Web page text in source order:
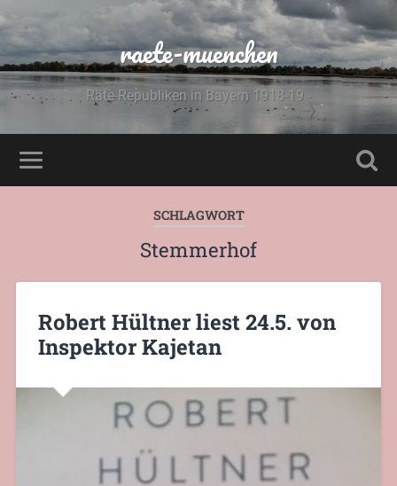
raete-muenchen
Räte-Republiken in Bayern 1918-19 -
SCHLAGWORT
Stemmerhof
Robert Hültner liest 24.5. von
Inspektor Kajetan